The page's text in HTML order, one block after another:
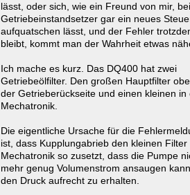
lässt, oder sich, wie ein Freund von mir,
Getriebeinstandsetzer gar ein neues
aufquatschen lässt, und der Fehler
bleibt, kommt man der Wahrheit etwas
Ich mache es kurz. Das DQ400 hat zwei
Getriebeölfilter. Den großen Hauptfilter
der Getrieberückseite und einen kleinen in
Mechatronik.
Die eigentliche Ursache für die
ist, dass Kupplungabrieb den kleinen Filter
Mechatronik so zusetzt, dass die Pumpe
mehr genug Volumenstrom ansaugen
den Druck aufrecht zu erhalten.